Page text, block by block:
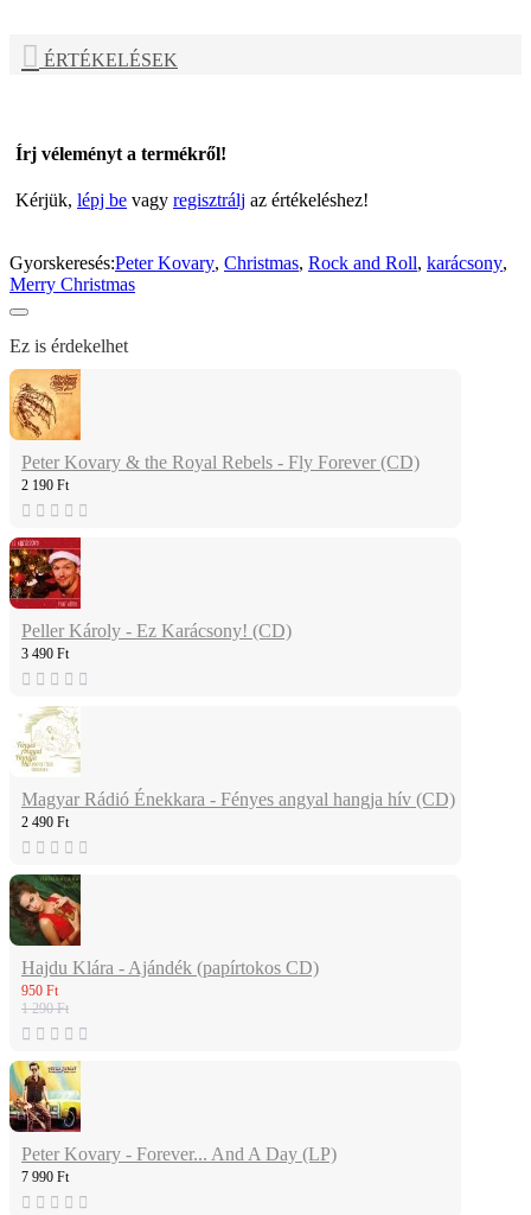
ÉRTÉKELÉSEK
Írj véleményt a termékről!
Kérjük, lépj be vagy regisztrálj az értékeléshez!
Gyorskeresés:Peter Kovary, Christmas, Rock and Roll, karácsony,
Merry Christmas
Ez is érdekelhet
Peter Kovary & the Royal Rebels - Fly Forever (CD)
2 190 Ft
Peller Károly - Ez Karácsony! (CD)
3 490 Ft
Magyar Rádió Énekkara - Fényes angyal hangja hív (CD)
2 490 Ft
Hajdu Klára - Ajándék (papírtokos CD)
950 Ft
1 290 Ft
Peter Kovary - Forever... And A Day (LP)
7 990 Ft